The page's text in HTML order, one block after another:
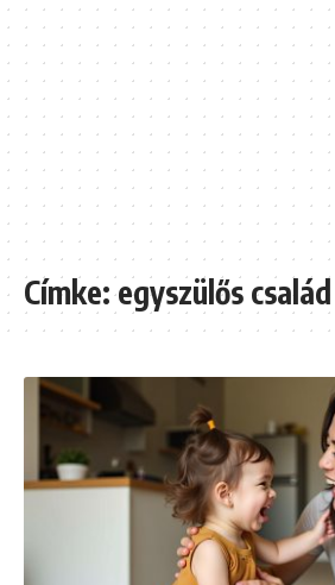
Címke:egyszülős család